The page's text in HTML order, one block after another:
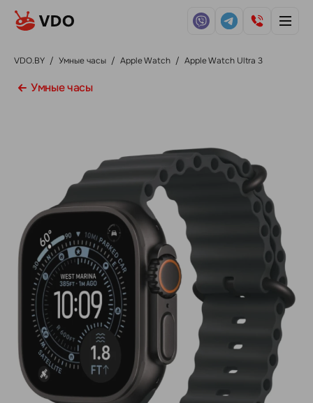
VDO.BY / Умные часы / Apple Watch / Apple Watch Ultra 3
Умные часы